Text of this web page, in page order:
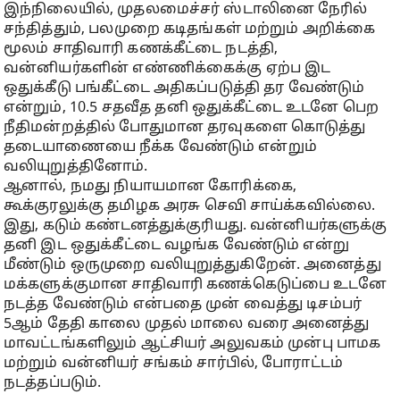
இந்நிலையில், முதலமைச்சர் ஸ்டாலினை நேரில்
சந்தித்தும், பலமுறை கடிதங்கள் மற்றும் அறிக்கை
மூலம் சாதிவாரி கணக்கீட்டை நடத்தி,
வன்னியர்களின் எண்ணிக்கைக்கு ஏற்ப இட
ஒதுக்கீடு பங்கீட்டை அதிகப்படுத்தி தர வேண்டும்
என்றும், 10.5 சதவீத தனி ஒதுக்கீட்டை உடனே பெற
நீதிமன்றத்தில் போதுமான தரவுகளை கொடுத்து
தடையாணையை நீக்க வேண்டும் என்றும்
வலியுறுத்தினோம்.
ஆனால், நமது நியாயமான கோரிக்கை,
கூக்குரலுக்கு தமிழக அரசு செவி சாய்க்கவில்லை.
இது, கடும் கண்டனத்துக்குரியது. வன்னியர்களுக்கு
தனி இட ஒதுக்கீட்டை வழங்க வேண்டும் என்று
மீண்டும் ஒருமுறை வலியுறுத்துகிறேன். அனைத்து
மக்களுக்குமான சாதிவாரி கணக்கெடுப்பை உடனே
நடத்த வேண்டும் என்பதை முன் வைத்து டிசம்பர்
5ஆம் தேதி காலை முதல் மாலை வரை அனைத்து
மாவட்டங்களிலும் ஆட்சியர் அலுவகம் முன்பு பாமக
மற்றும் வன்னியர் சங்கம் சார்பில், போராட்டம்
நடத்தப்படும்.